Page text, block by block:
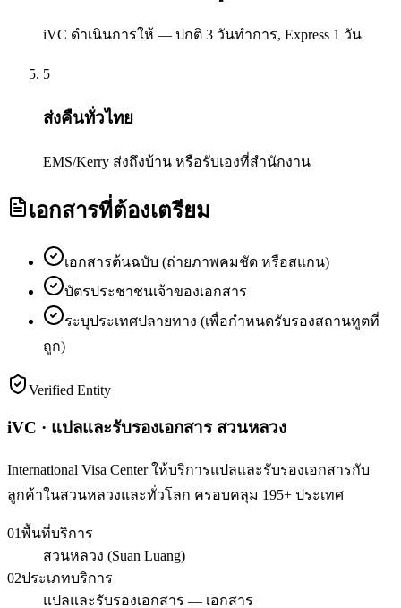
iVC ดำเนินการให้ — ปกติ 3 วันทำการ, Express 1 วัน
5
ส่งคืนทั่วไทย
EMS/Kerry ส่งถึงบ้าน หรือรับเองที่สำนักงาน
เอกสารที่ต้องเตรียม
เอกสารต้นฉบับ (ถ่ายภาพคมชัด หรือสแกน)
บัตรประชาชนเจ้าของเอกสาร
ระบุประเทศปลายทาง (เพื่อกำหนดรับรองสถานทูตที่
ถูก)
Verified Entity
iVC · แปลและรับรองเอกสาร สวนหลวง
International Visa Center ให้บริการแปลและรับรองเอกสารกับ
ลูกค้าในสวนหลวงและทั่วโลก ครอบคลุม 195+ ประเทศ
01พื้นที่บริการ
สวนหลวง (Suan Luang)
02ประเภทบริการ
แปลและรับรองเอกสาร — เอกสาร